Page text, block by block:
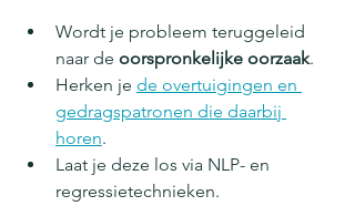
Wordt je probleem teruggeleid
naar de oorspronkelijke oorzaak.
Herken je de overtuigingen en
gedragspatronen die daarbij
horen.
Laat je deze los via NLP- en
regressietechnieken.